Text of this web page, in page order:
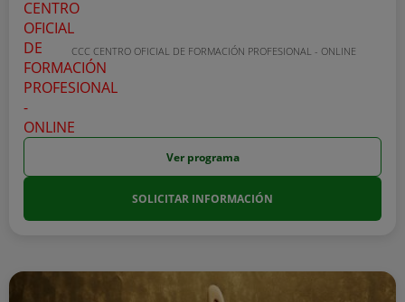
CCC CENTRO OFICIAL DE FORMACIÓN PROFESIONAL - ONLINE
Ver programa
SOLICITAR INFORMACIÓN